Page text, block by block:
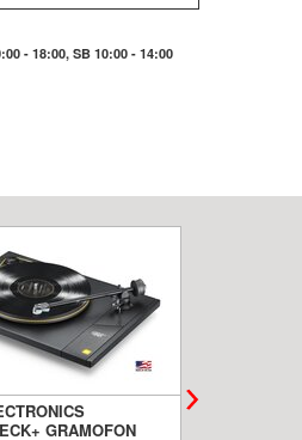
- 18:00, SB 10:00 - 14:00
GRAMOFON